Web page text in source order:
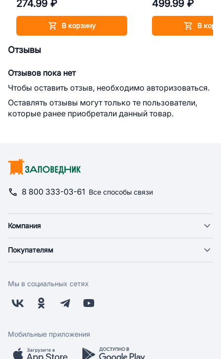
274.99 ₽
В корзину
499.99 ₽
В
Отзывы
Отзывов пока нет
Чтобы оставить отзыв, необходимо авторизоваться.
Оставлять отзывы могут только те пользователи,
которые ранее приобретали данный товар.
8 800 333-03-61 Все способы связи
Компания
Новости
Поставщикам
Заводчикам
Обратная связь
Покупателям
Оплата
Бонусная программа
Скидки и акции
Мобильное приложение
Мы в социальных сетях
Мобильные приложения